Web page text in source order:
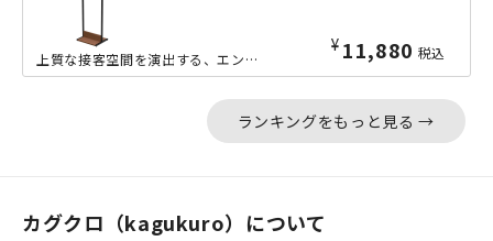
¥ 11,880 税込
上質な接客空間を演出する、エントランス向け家具「Meets」シリーズのメニュース...
ランキングをもっと見る →
カグクロ（kagukuro）について